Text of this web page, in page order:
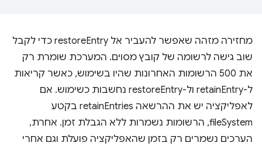
מחזירה מזהה שאפשר להעביר אל restoreEntry כדי לקבל
שוב גישה לרשומה של קובץ מסוים. המערכת שומרת רק
את 500 הרשומות האחרונות שהיו בשימוש, כאשר קריאות
ל-retainEntry ול-restoreEntry נחשבות כשימוש. אם
לאפליקציה יש את ההרשאה retainEntries בקטע
fileSystem, הרשומות נשמרות ללא הגבלת זמן. אחרת,
הערכים נשמרים רק בזמן שהאפליקציה פועלת וגם אחרי